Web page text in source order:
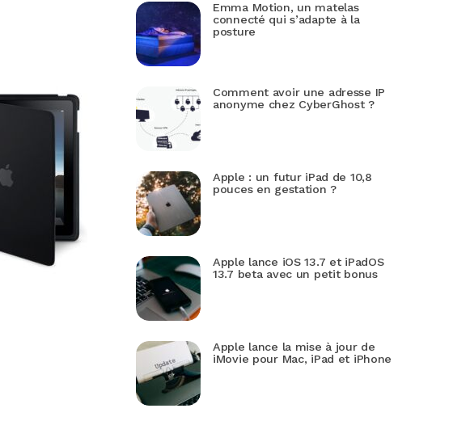
Emma Motion, un matelas
connecté qui s’adapte à la
posture
Comment avoir une adresse IP
anonyme chez CyberGhost ?
Apple : un futur iPad de 10,8
pouces en gestation ?
Apple lance iOS 13.7 et iPadOS
13.7 beta avec un petit bonus
Apple lance la mise à jour de
iMovie pour Mac, iPad et iPhone